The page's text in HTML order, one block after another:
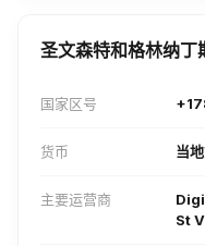
圣文森特和格林纳丁
国家区号
货币 当
主要运营商
St